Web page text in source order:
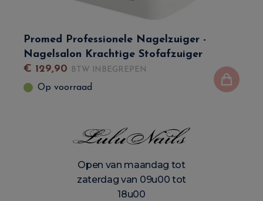
Promed Professionele Nagelzuiger -
Nagelsalon Krachtige Stofafzuiger
€ 129,90 BTW INBEGREPEN
Op voorraad
Open van maandag tot
zaterdag van 09u00 tot
18u00